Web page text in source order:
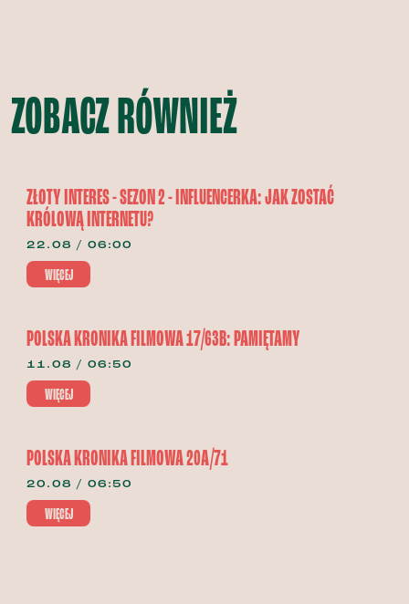
ZOBACZ RÓWNIEŻ
ZŁOTY INTERES - SEZON 2 - INFLUENCERKA: JAK ZOSTAĆ
KRÓLOWĄ INTERNETU?
22.08 / 06:00
WIĘCEJ
POLSKA KRONIKA FILMOWA 17/63B: PAMIĘTAMY
11.08 / 06:50
WIĘCEJ
POLSKA KRONIKA FILMOWA 20A/71
20.08 / 06:50
WIĘCEJ